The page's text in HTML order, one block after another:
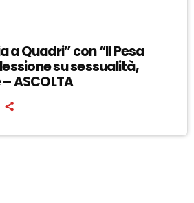
a Quadri” con “Il Pesa
su sessualità,
ASCOLTA